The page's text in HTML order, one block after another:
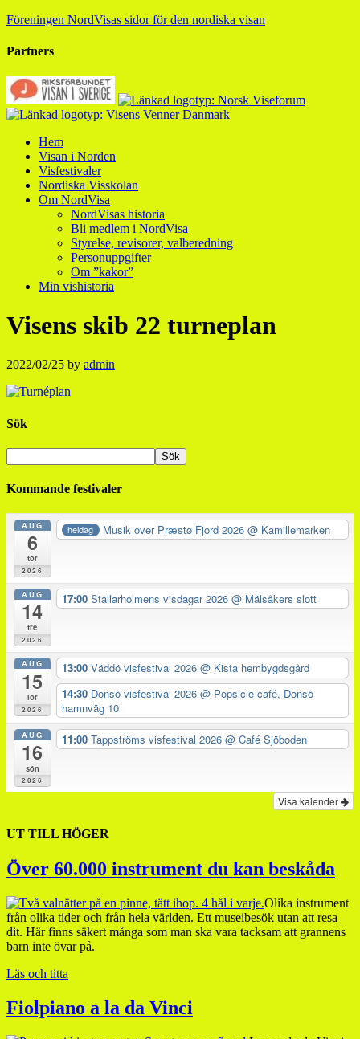
Föreningen NordVisas sidor för den nordiska visan
Partners
Hem
Visan i Norden
Visfestivaler
Nordiska Visskolan
Om NordVisa
NordVisas historia
Bli medlem i NordVisa
Styrelse, revisorer, valberedning
Personuppgifter
Om ”kakor”
Min vishistoria
Visens skib 22 turneplan
2022/02/25 by admin
Sök
Kommande festivaler
AUG
6
tor
2026
heldag Musik over Præstø Fjord 2026@ Kamillemarken
AUG
14
fre
2026
17:00 Stallarholmens visdagar 2026 @ Mälsåkers slott
AUG
15
lör
2026
13:00 Väddö visfestival 2026 @ Kista hembygdsgård
14:30 Donsö visfestival 2026 @ Popsicle café, Donsö
hamnväg 10
AUG
16
sön
2026
11:00 Tappströms visfestival 2026 @ Café Sjöboden
Visa kalender
UT TILL HÖGER
Över 60.000 instrument du kan beskåda
Olika instrument
från olika tider och från hela världen. Ett museibesök utan att resa
dit. Här finns säkert många som man ska vara tacksam att grannens
barn inte övar på.
Läs och titta
Fiolpiano a la da Vinci